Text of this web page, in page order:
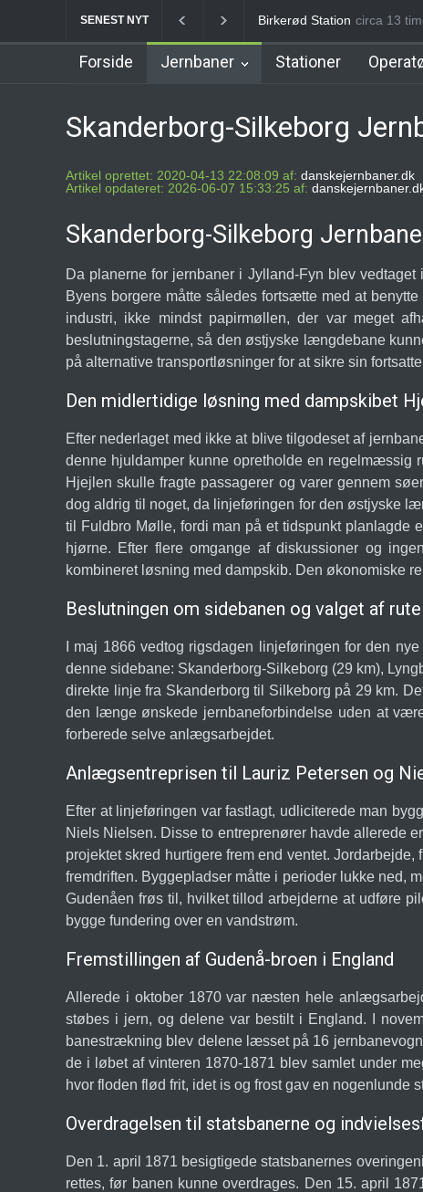
SENEST NYT Birkerød Station Allerød
circa 13
Forside Jernbaner Stationer
Skanderborg-Silkeborg
Artikel oprettet: 2020-04-13 22:08:09 af: danskejernbaner.dk
Artikel opdateret: 2026-06-07 15:33:25 af:
Skanderborg-Silkeborg
Da planerne for jernbaner i Jylland-Fyn blev
Byens borgere måtte således fortsætte med at
industri, ikke mindst papirmøllen, der var meget
beslutningstagerne, så den østjyske længdebane
på alternative transportløsninger for at sikre sin
Den midlertidige løsning med dampskibet
Efter nederlaget med ikke at blive tilgodeset af
denne hjuldamper kunne opretholde en regelmæssig
Hjejlen skulle fragte passagerer og varer gennem
dog aldrig til noget, da linjeføringen for den østjyske
til Fuldbro Mølle, fordi man på et tidspunkt planlagde
hjørne. Efter flere omgange af diskussioner og
kombineret løsning med dampskib. Den økonomiske
Beslutningen om sidebanen og valget af rute
I maj 1866 vedtog rigsdagen linjeføringen for den
denne sidebane: Skanderborg-Silkeborg (29 km),
direkte linje fra Skanderborg til Silkeborg på 29 km.
den længe ønskede jernbaneforbindelse uden at
forberede selve anlægsarbejdet.
Anlægsentreprisen til Lauriz Petersen og
Efter at linjeføringen var fastlagt, udliciterede man
Niels Nielsen. Disse to entreprenører havde allerede
projektet skred hurtigere frem end ventet.
fremdriften. Byggepladser måtte i perioder lukke ned,
Gudenåen frøs til, hvilket tillod arbejderne at udføre
bygge fundering over en vandstrøm.
Fremstillingen af Gudenå-broen i England
Allerede i oktober 1870 var næsten hele
støbes i jern, og delene var bestilt i England. I
banestrækning blev delene læsset på 16
de i løbet af vinteren 1870-1871 blev samlet under
hvor floden flød frit, idet is og frost gav en nogenlunde
Overdragelsen til statsbanerne og
Den 1. april 1871 besigtigede statsbanernes
rettes, før banen kunne overdrages. Den 15. april